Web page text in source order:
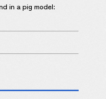
in a pig model: